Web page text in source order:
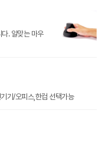
. 알맞는 마우
기/오피스,한컴 선택가능